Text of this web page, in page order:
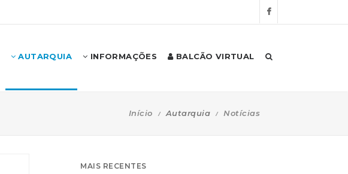
AUTARQUIA INFORMAÇÕES BALCÃO VIRTUAL
Início Autarquia Notícias
MAIS RECENTES